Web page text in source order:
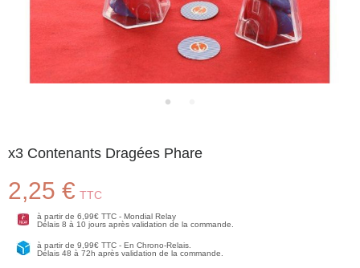
x3 Contenants Dragées Phare
2,25 € TTC
à partir de 6,99€ TTC - Mondial Relay
Délais 8 à 10 jours après validation de la commande.
à partir de 9,99€ TTC - En Chrono-Relais.
Délais 48 à 72h après validation de la commande.